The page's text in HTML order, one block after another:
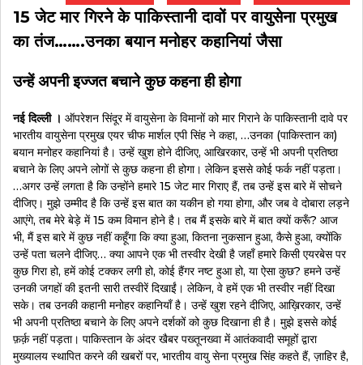
15 जेट मार गिरने के पाकिस्तानी दावों पर वायुसेना प्रमुख
का तंज…….उनका बयान मनोहर कहानियां जैसा
उन्हें अपनी इज्जत बचाने कुछ कहना ही होगा
नई दिल्ली । ऑपरेशन सिंदूर में वायुसेना के विमानों को मार गिराने के पाकिस्तानी दावे पर
भारतीय वायुसेना प्रमुख एयर चीफ मार्शल एपी सिंह ने कहा, …उनका (पाकिस्तान का)
बयान मनोहर कहानियां है। उन्हें खुश होने दीजिए, आखिरकार, उन्हें भी अपनी प्रतिष्ठा
बचाने के लिए अपने लोगों से कुछ कहना ही होगा। लेकिन इससे कोई फर्क नहीं पड़ता।
…अगर उन्हें लगता है कि उन्होंने हमारे 15 जेट मार गिराए हैं, तब उन्हें इस बारे में सोचने
दीजिए। मुझे उम्मीद है कि उन्हें इस बात का यकीन हो गया होगा, और जब वे दोबारा लड़ने
आएंगे, तब मेरे बेड़े में 15 कम विमान होने है। तब मैं इसके बारे में बात क्यों करूँ? आज
भी, मैं इस बारे में कुछ नहीं कहूँगा कि क्या हुआ, कितना नुकसान हुआ, कैसे हुआ, क्योंकि
उन्हें पता चलने दीजिए… क्या आपने एक भी तस्वीर देखी है जहाँ हमारे किसी एयरबेस पर
कुछ गिरा हो, हमें कोई टक्कर लगी हो, कोई हैंगर नष्ट हुआ हो, या ऐसा कुछ? हमने उन्हें
उनकी जगहों की इतनी सारी तस्वीरें दिखाईं। लेकिन, वे हमें एक भी तस्वीर नहीं दिखा
सके। तब उनकी कहानी मनोहर कहानियाँ है। उन्हें खुश रहने दीजिए, आख़िरकार, उन्हें
भी अपनी प्रतिष्ठा बचाने के लिए अपने दर्शकों को कुछ दिखाना ही है। मुझे इससे कोई
फ़र्क़ नहीं पड़ता। पाकिस्तान के अंदर खैबर पख्तूनख्वा में आतंकवादी समूहों द्वारा
मुख्यालय स्थापित करने की खबरों पर, भारतीय वायु सेना प्रमुख सिंह कहते हैं, ज़ाहिर है,